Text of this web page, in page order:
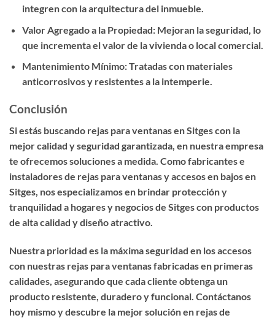
integren con la arquitectura del inmueble.
Valor Agregado a la Propiedad:Mejoran la seguridad, lo
que incrementa el valor de la vivienda o local comercial.
Mantenimiento Mínimo:Tratadas con materiales
anticorrosivos y resistentes a la intemperie.
Conclusión
Si estás buscando rejas para ventanas en Sitgescon la
mejor calidad y seguridad garantizada, en nuestra empresa
te ofrecemos soluciones a medida. Comofabricantes e
instaladores de rejas para ventanas y accesos en bajos en
Sitges , nos especializamos en brindar protección y
tranquilidad a hogares y negocios de Sitges con productos
de alta calidad y diseño atractivo.
Nuestra prioridad es la máxima seguridad en los accesos
con nuestras rejas para ventanas fabricadas en primeras
calidades , asegurando que cada cliente obtenga un
producto resistente, duradero y funcional. Contáctanos
hoy mismo y descubre la mejor solución en rejas de